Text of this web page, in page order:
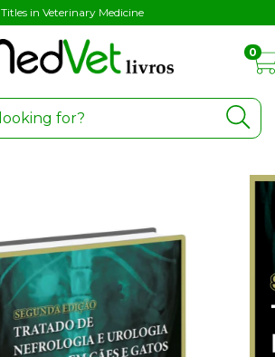
Titles in Veterinary Medicine
0